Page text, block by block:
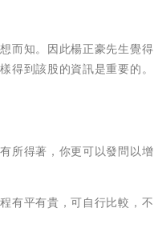
而知。因此楊正豪先生覺得
得到該股的資訊是重要的。
所得著，你更可以發問以增
有平有貴，可自行比較，不